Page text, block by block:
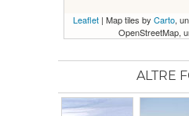
Leaflet | Map tiles by Carto,
OpenStreetMap,
ALTRE